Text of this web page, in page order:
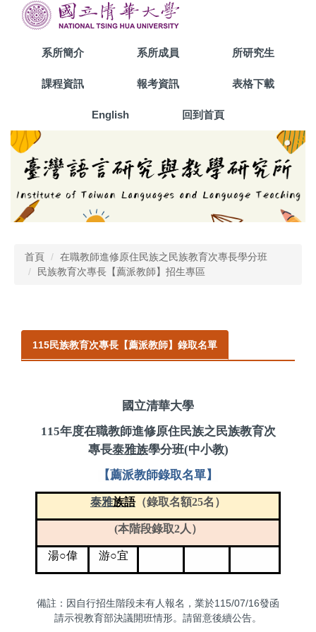
系所簡介 系所成員 所研究生
課程資訊 報考資訊 表格下載
English 回到首頁
首頁
在職教師進修原住民族之民族教育次專長學分班
民族教育次專長【薦派教師】招生專區
115民族教育次專長【薦派教師】錄取名單
國立清華大學
115年度在職教師進修原住民族之民族教育次
專長泰雅族學分班(中小教)
【薦派教師錄取名單】
泰雅族語（錄取名額25名）
(本階段錄取2人）
湯○偉 游○宜
備註：因自行招生階段未有人報名，業於115/07/16發函
請示視教育部決議開班情形。請留意後續公告。